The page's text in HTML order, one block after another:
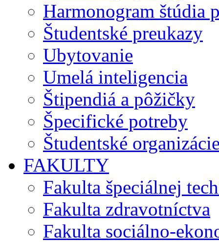
Harmonogram štúdia
Študentské preukazy
Ubytovanie
Umelá inteligencia
Štipendiá a pôžičky
Špecifické potreby
Študentské
FAKULTY
Fakulta špeciálnej
Fakulta zdravotníctva
Fakulta sociálno-